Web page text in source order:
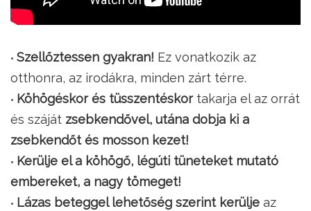
Szellőztessen gyakran! Ez vonatkozik az
otthonra, az irodákra, minden zárt térre.
Köhögéskor és tüsszentéskortakarja el az orrát
és száját zsebkendővel, utána dobja ki a
zsebkendőt és mosson kezet!
Kerülje el a köhögő, légúti tüneteket mutató
embereket, a nagy tömeget!
Lázas beteggel lehetőség szerint kerülje az